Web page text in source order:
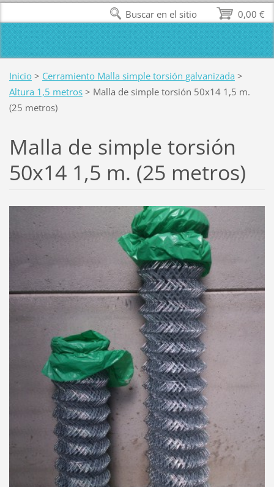
Inicio > Cerramiento Malla simple torsión galvanizada >
Altura 1,5 metros > Malla de simple torsión 50x14 1,5 m.
(25 metros)
Malla de simple torsión
50x14 1,5 m. (25 metros)
0,00 €
Buscar en el sitio